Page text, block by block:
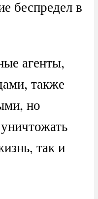
беспредел в
агенты,
также
но
так и